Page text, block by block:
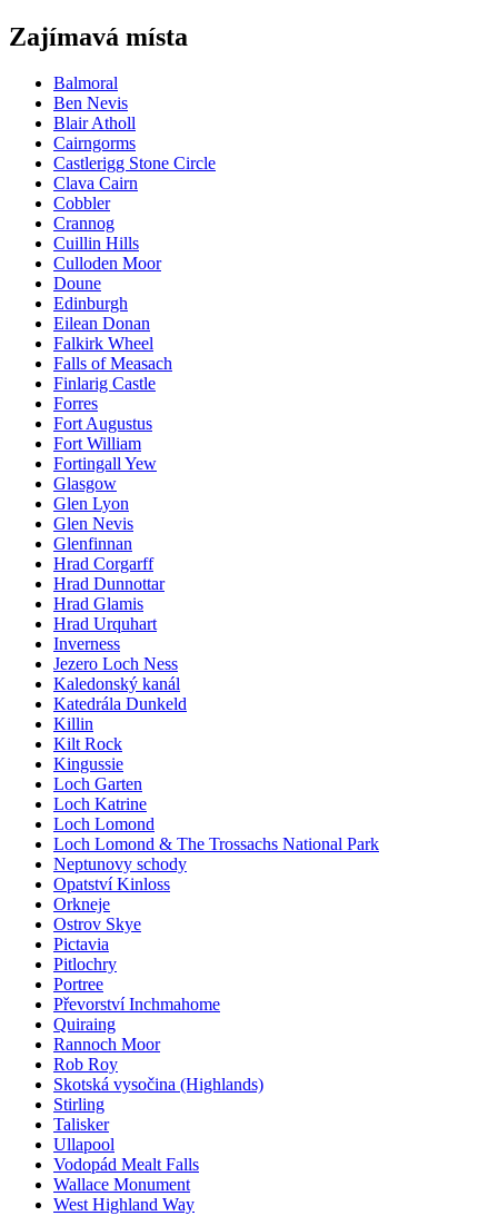
Zajímavá místa
Balmoral
Ben Nevis
Blair Atholl
Cairngorms
Castlerigg Stone Circle
Clava Cairn
Cobbler
Crannog
Cuillin Hills
Culloden Moor
Doune
Edinburgh
Eilean Donan
Falkirk Wheel
Falls of Measach
Finlarig Castle
Forres
Fort Augustus
Fort William
Fortingall Yew
Glasgow
Glen Lyon
Glen Nevis
Glenfinnan
Hrad Corgarff
Hrad Dunnottar
Hrad Glamis
Hrad Urquhart
Inverness
Jezero Loch Ness
Kaledonský kanál
Katedrála Dunkeld
Killin
Kilt Rock
Kingussie
Loch Garten
Loch Katrine
Loch Lomond
Loch Lomond & The Trossachs National Park
Neptunovy schody
Opatství Kinloss
Orkneje
Ostrov Skye
Pictavia
Pitlochry
Portree
Převorství Inchmahome
Quiraing
Rannoch Moor
Rob Roy
Skotská vysočina (Highlands)
Stirling
Talisker
Ullapool
Vodopád Mealt Falls
Wallace Monument
West Highland Way